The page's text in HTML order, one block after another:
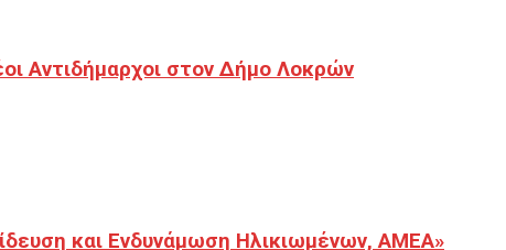
Αντιδήμαρχοι στον Δήμο Λοκρών
και Ενδυνάμωση Ηλικιωμένων, ΑΜΕΑ»